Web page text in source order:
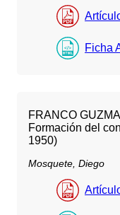
Ficha
FRANCO
Formación del
1950)
Mosquete, Diego